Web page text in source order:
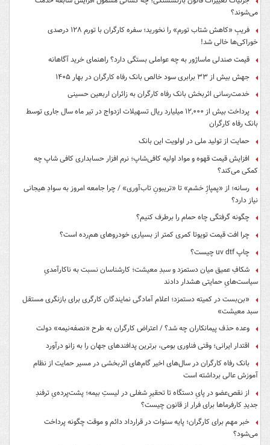
می‌شوند؟
فریبِ «کاهش شتاب تورم» را نخورید؛ سفره کارگران با تورم ۱۲۸ درصدی
خوراکی‌ها خالی شد!
قیمت صندلی ماساژور به چه عواملی بستگی دارد؟ راهنمای خرید آگاهانه
جهش بیش از ۳۳ برابری سود خالص بانک رفاه کارگران در بهار ۱۴۰۵
خدمت‌رسانی اثربخش بانک رفاه کارگران به زائران اربعین حسینی
پرداخت بیش از ۱۲,۰۰۰ میلیارد ریال تسهیلات ازدواج در تیر ماه سال جاری توسط
بانک رفاه کارگران
حمایت از تولید ملی در اولویت این بانک
افزایش قیمت قهوه و مواد اولیه کافی‌شاپ؛ نرم افزار حسابداری کافی شاپ چه
کمکی می‌کند؟
رسانه؛ از «پمپاژِ خشم» تا «تریبونِ تاب‌آوری» / چرا جامعه امروز به سوادِ هیجانی
نیاز دارد؟
چگونه گرفتگی چاه حمام را برطرف کنیم؟
چرا افت قیمت تویوتا کمری کمتر از بسیاری خودروهای هم‌رده است؟
چاپ uv dtf چیست؟
شکافِ عمیق میان دستمزد و سبدِ معیشت؛ کارشناسان نسبت به ناکارآمدیِ
سیاست‌هایِ حمایتی هشدار دادند
«بن‌بست در کمیته دستمزد؛ اعلام آمادگی نمایندگان کارگری برای بازنگری مستقل
سبد معیشت»
وعده حذف پیمانکاران چه شد؟ / اعتراض کارگران به طرح «نصفه‌نیمه» دولت
اقتدار ایرانی؛ وقتی فناوری بومی، برترین پدافندهای جهان را به زانو درآورد
بانک رفاه کارگران در سال‌های اخیر گام‌های اثربخشی در مسیر حمایت از نظام
آموزش عالی برداشته است
از نقص‌عضو در پایِ دستگاه تا تحقیرِ شغلی در لیستِ بیمه؛ پشت‌پرده‌یِ ترفندِ
جدیدِ کارفرماها برای فرار از قانون چیست؟
خبر مهم برای کارگران؛ پایه سنوات در قرارداد دائم و موقت چگونه پرداخت
می‌شود؟